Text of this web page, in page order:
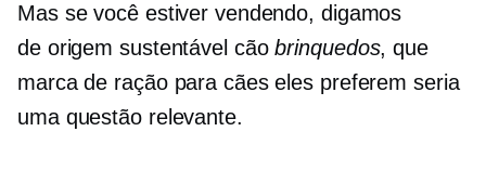
Mas se você estiver vendendo, digamos
de origem sustentável cãobrinquedos, que
marca de ração para cães eles preferem seria
uma questão relevante.